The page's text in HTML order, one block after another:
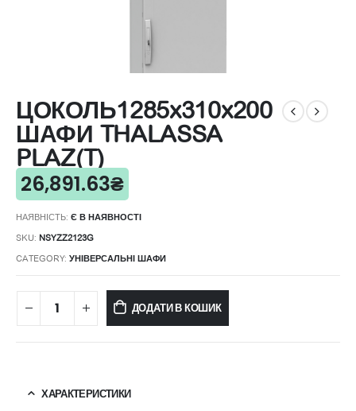
ЦОКОЛЬ1285x310x200
ШАФИ THALASSA
PLAZ(T)
26,891.63₴
НАЯВНІСТЬ: Є В НАЯВНОСТІ
SKU: NSYZZ2123G
CATEGORY: УНІВЕРСАЛЬНІ ШАФИ
ДОДАТИ В КОШИК
ХАРАКТЕРИСТИКИ